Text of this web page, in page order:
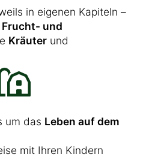
in eigenen Kapiteln –
Frucht- und
Kräuter und
um das Leben auf dem
mit Ihren Kindern